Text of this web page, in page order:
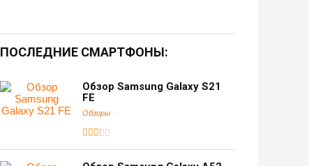
ПОСЛЕДНИЕ СМАРТФОНЫ:
Обзор Samsung Galaxy S21
FE
Обзоры